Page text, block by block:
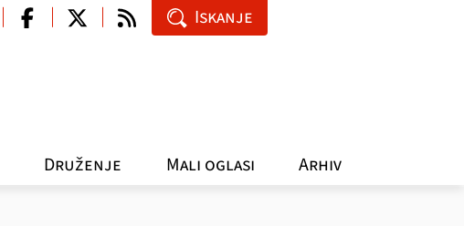
Druženje Mali oglasi Arhiv
Iskanje